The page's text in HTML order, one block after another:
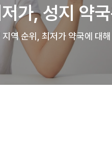
가, 성지 약
역 순위, 최저가 약국에 대해